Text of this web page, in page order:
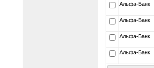
Альфа-Банк
Альфа-Банк
Альфа-Банк
Альфа-Банк